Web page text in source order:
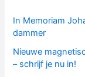
In Memoriam
dammer
Nieuwe
– schrijf je nu in!